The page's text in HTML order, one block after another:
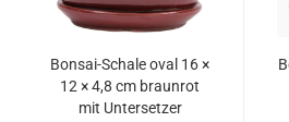
Bonsai-Schale oval 16 ×
12 × 4,8 cm braunrot
mit Untersetzer